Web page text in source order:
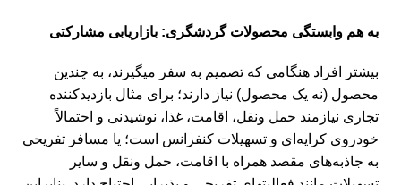
‌به هم وابستگی محصولات گردشگری: بازاریابی مشارکتی
بیشتر افراد هنگامی که تصمیم به سفر می‎گیرند، به چندین
محصول (نه یک محصول) نیاز دارند؛ برای مثال بازدیدکننده
تجاری نیازمند حمل‎ ونقل، اقامت، غذا، نوشیدنی و احتمالاً
خودروی کرایه‌ای و تسهیلات کنفرانس است؛ یا مسافر تفریحی
به جاذبه‌های مقصد همراه با اقامت، حمل ‎ونقل و سایر